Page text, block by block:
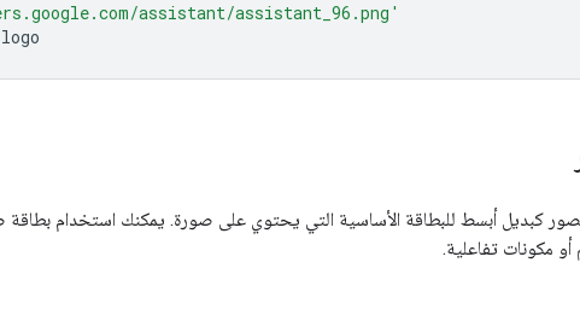
assistant/assistant_96.png'
كبديل أبسط للبطاقة الأساسية التي يحتوي على صورة. يمكنك استخدام
أو مكونات تفاعلية.